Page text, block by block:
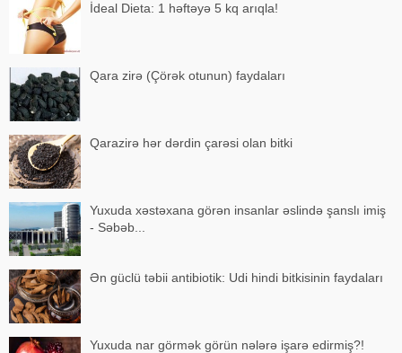
İdeal Dieta: 1 həftəyə 5 kq arıqla!
Qara zirə (Çörək otunun) faydaları
Qarazirə hər dərdin çarəsi olan bitki
Yuxuda xəstəxana görən insanlar əslində şanslı imiş
- Səbəb...
Ən güclü təbii antibiotik: Udi hindi bitkisinin faydaları
Yuxuda nar görmək görün nələrə işarə edirmiş?!